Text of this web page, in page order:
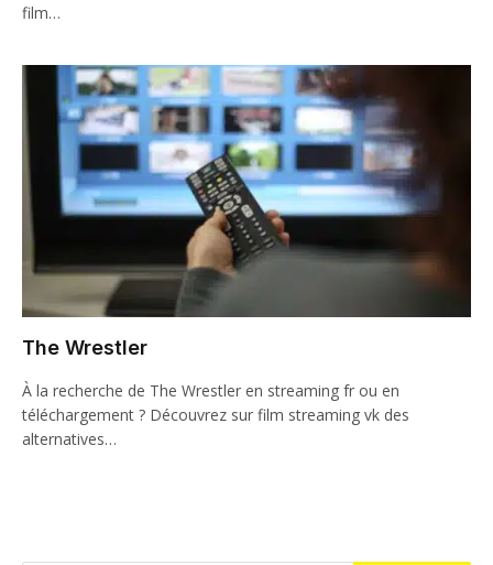
film…
The Wrestler
À la recherche de The Wrestler en streaming fr ou en
téléchargement ? Découvrez sur film streaming vk des
alternatives…